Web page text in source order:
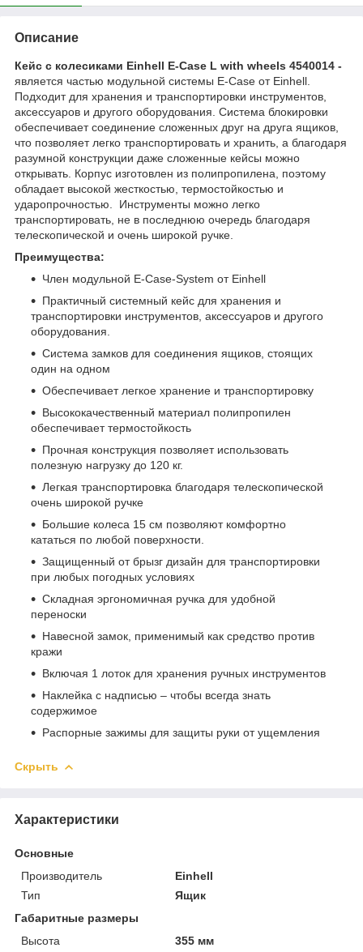
Описание
Кейс с колесиками Einhell E-Case L with wheels 4540014 -
является частью модульной системы E-Case от Einhell.
Подходит для хранения и транспортировки инструментов,
аксессуаров и другого оборудования. Система блокировки
обеспечивает соединение сложенных друг на друга ящиков,
что позволяет легко транспортировать и хранить, а благодаря
разумной конструкции даже сложенные кейсы можно
открывать. Корпус изготовлен из полипропилена, поэтому
обладает высокой жесткостью, термостойкостью и
ударопрочностью. Инструменты можно легко
транспортировать, не в последнюю очередь благодаря
телескопической и очень широкой ручке.
Преимущества:
Член модульной E-Case-System от Einhell
Практичный системный кейс для хранения и
транспортировки инструментов, аксессуаров и другого
оборудования.
Система замков для соединения ящиков, стоящих
один на одном
Обеспечивает легкое хранение и транспортировку
Высококачественный материал полипропилен
обеспечивает термостойкость
Прочная конструкция позволяет использовать
полезную нагрузку до 120 кг.
Легкая транспортировка благодаря телескопической
очень широкой ручке
Большие колеса 15 см позволяют комфортно
кататься по любой поверхности.
Защищенный от брызг дизайн для транспортировки
при любых погодных условиях
Складная эргономичная ручка для удобной
переноски
Навесной замок, применимый как средство против
кражи
Включая 1 лоток для хранения ручных инструментов
Наклейка с надписью – чтобы всегда знать
содержимое
Распорные зажимы для защиты руки от ущемления
Скрыть
Характеристики
Основные
Производитель
Einhell
Тип
Ящик
Габаритные размеры
Высота
355 мм